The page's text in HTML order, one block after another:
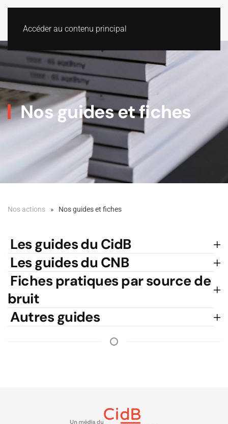
Accéder au contenu principal
Nos guides et fiches
Nos actions Nos guides et fiches
Les guides du CidB
Les guides du CNB
Fiches pratiques par source de
bruit
Autres guides